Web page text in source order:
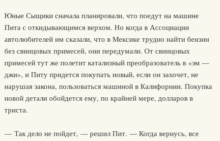
Юные Сыщики сначала планировали, что поедут на машине
Пита с откидывающимся верхом. Но когда в Ассоциации
автолюбителей им сказали, что в Мексике трудно найти бензин
без свинцовых примесей, они передумали. От свинцовых
примесей тут же полетит катализный преобразователь в «эм —
джи», и Питу придется покупать новый, если он захочет, не
нарушая закона, пользоваться машиной в Калифорнии. Покупка
новой детали обойдется ему, по крайней мере, долларов в
триста.
— Так дело не пойдет, — решил Пит. — Когда вернусь, все